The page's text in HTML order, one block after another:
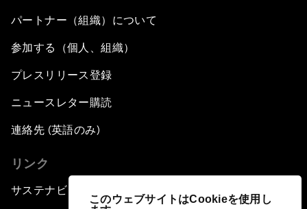
このウェブサイトはCookieを使用し
パートナー（組織）について
参加する（個人、組織）
プレスリリース登録
ニュースレター購読
連絡先 (英語のみ)
リンク
サステナビリティへの取り組み